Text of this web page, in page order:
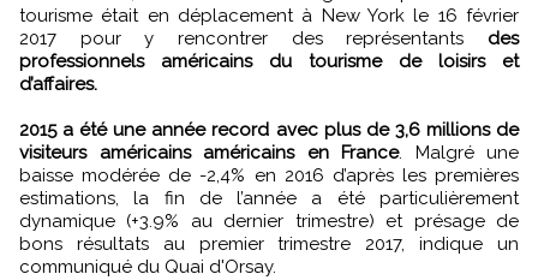
tourisme était en déplacement à New York le 16 février
2017 pour y rencontrer des représentants des
professionnels américains du tourisme de loisirs et
d’affaires.
2015 a été une année record avec plus de 3,6 millions de
visiteurs américains américains en France. Malgré une
baisse modérée de -2,4% en 2016 d’après les premières
estimations, la fin de l’année a été particulièrement
dynamique (+3.9% au dernier trimestre) et présage de
bons résultats au premier trimestre 2017, indique un
communiqué du Quai d'Orsay.